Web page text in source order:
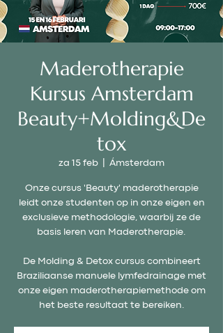
Maderotherapie
Kursus Amsterdam
Beauty+Molding&De
tox
za 15 feb Ámsterdam
Onze cursus 'Beauty' maderotherapie
leidt onze studenten op in onze eigen en
exclusieve methodologie, waarbij ze de
basis leren van Maderotherapie.
De Molding & Detox cursus combineert
Braziliaanse manuele lymfedrainage met
onze eigen maderotherapiemethode om
het beste resultaat te bereiken.